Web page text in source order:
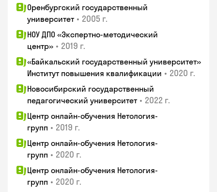
Оренбургский государственный
университет • 2005 г.
НОУ ДПО «Экспертно-методический
центр» • 2019 г.
«Байкальский государственный университет»
Институт повышения квалификации • 2020 г.
Новосибирский государственный
педагогический университет • 2022 г.
Центр онлайн-обучения Нетология-
групп • 2019 г.
Центр онлайн-обучения Нетология-
групп • 2020 г.
Центр онлайн-обучения Нетология-
групп • 2020 г.